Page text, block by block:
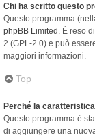
Chi ha scritto questo
Questo programma
phpBB Limited . È reso
2 (GPL-2.0) e può
maggiori informazioni.
Top
Perché la
Questo programma è
di aggiungere una